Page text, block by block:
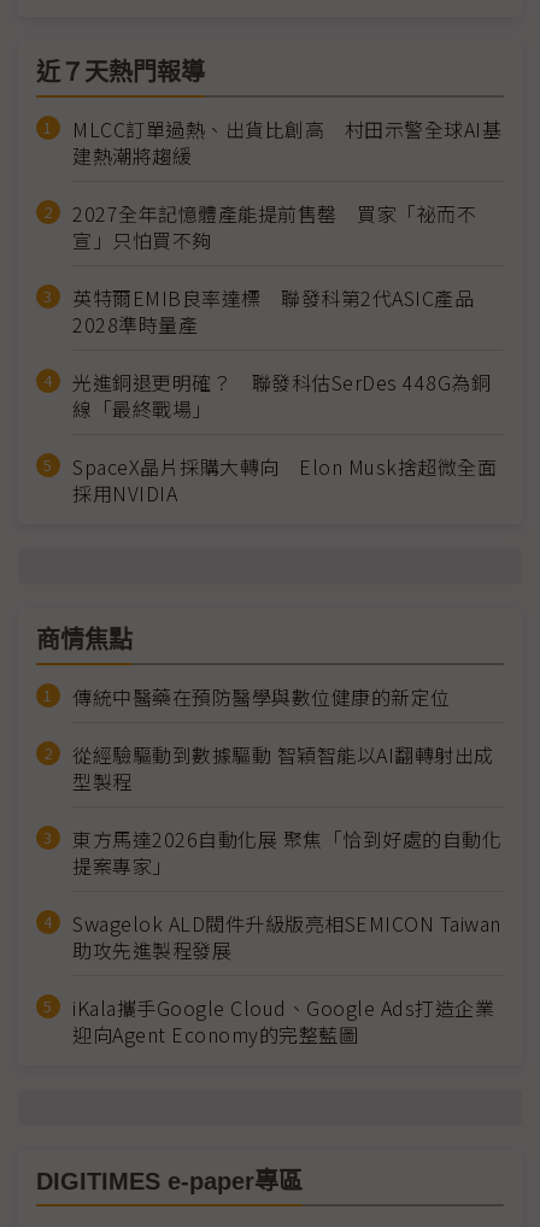
近７天熱門報導
MLCC訂單過熱、出貨比創高 村田示警全球AI基
建熱潮將趨緩
2027全年記憶體產能提前售罄 買家「祕而不
宣」只怕買不夠
英特爾EMIB良率達標 聯發科第2代ASIC產品
2028準時量產
光進銅退更明確？ 聯發科估SerDes 448G為銅
線「最終戰場」
SpaceX晶片採購大轉向 Elon Musk捨超微全面
採用NVIDIA
商情焦點
傳統中醫藥在預防醫學與數位健康的新定位
從經驗驅動到數據驅動 智穎智能以AI翻轉射出成
型製程
東方馬達2026自動化展 聚焦「恰到好處的自動化
提案專家」
Swagelok ALD閥件升級版亮相SEMICON Taiwan
助攻先進製程發展
iKala攜手Google Cloud、Google Ads打造企業
迎向Agent Economy的完整藍圖
DIGITIMES e-paper專區